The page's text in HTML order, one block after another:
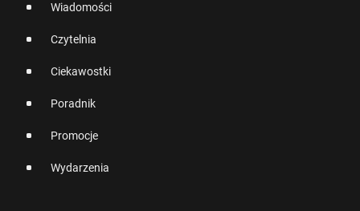
Wiadomości
Czytelnia
Ciekawostki
Poradnik
Promocje
Wydarzenia